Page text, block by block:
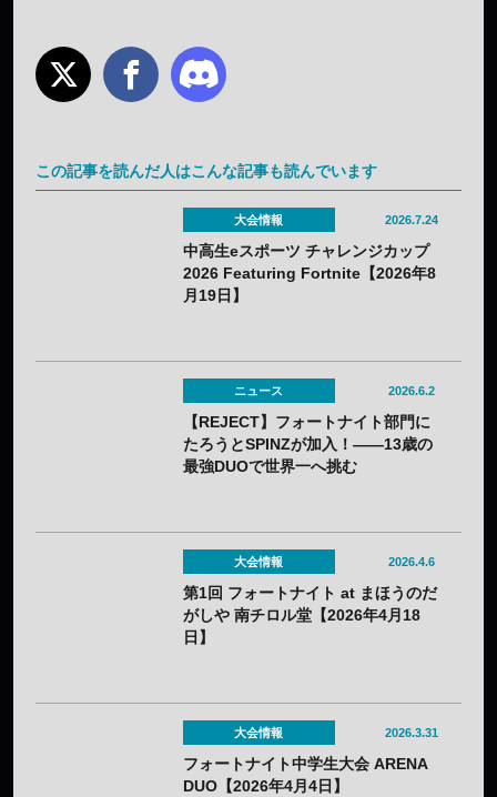
この記事を読んだ人はこんな記事も読んでいます
大会情報 2026.7.24
中高生eスポーツ チャレンジカップ
2026 Featuring Fortnite【2026年8
月19日】
ニュース 2026.6.2
【REJECT】フォートナイト部門に
たろうとSPINZが加入！——13歳の
最強DUOで世界一へ挑む
大会情報 2026.4.6
第1回 フォートナイト at まほうのだ
がしや 南チロル堂【2026年4月18
日】
大会情報 2026.3.31
フォートナイト中学生大会 ARENA
DUO【2026年4月4日】